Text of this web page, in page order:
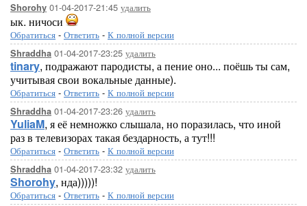
Shorohy 01-04-2017-21:45 удалить
ык. ничоси
Обратиться - Ответить - К полной версии
Shraddha 01-04-2017-23:25 удалить
tinary, подражают пародисты, а пение оно... поёшь ты сам,
учитывая свои вокальные данные).
Обратиться - Ответить - К полной версии
Shraddha 01-04-2017-23:26 удалить
YuliaM, я её немножко слышала, но поразилась, что иной
раз в телевизорах такая бездарность, а тут!!!
Обратиться - Ответить - К полной версии
Shraddha 01-04-2017-23:32 удалить
Shorohy, нда)))))!
Обратиться - Ответить - К полной версии